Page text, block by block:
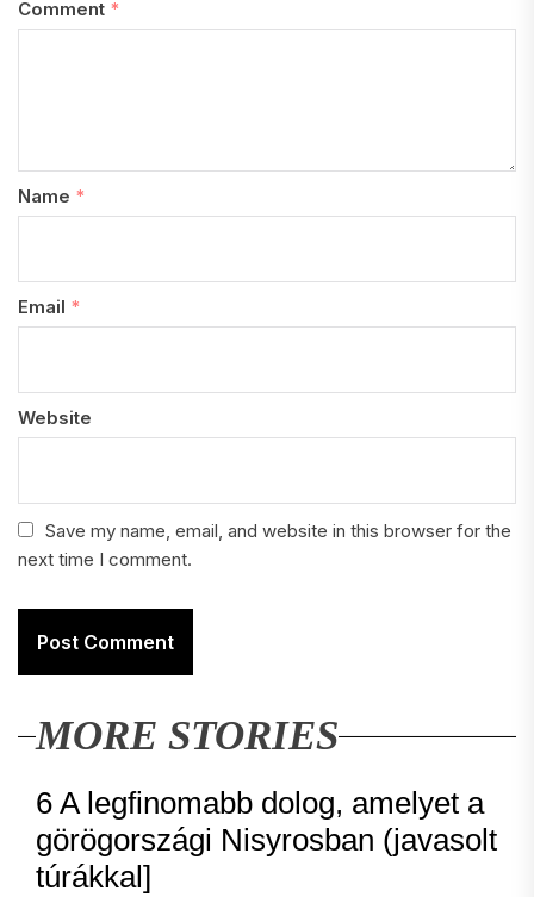
Comment *
Name *
Email *
Website
Save my name, email, and website in this browser for the
next time I comment.
MORE STORIES
6 A legfinomabb dolog, amelyet a
görögországi Nisyrosban (javasolt
túrákkal]